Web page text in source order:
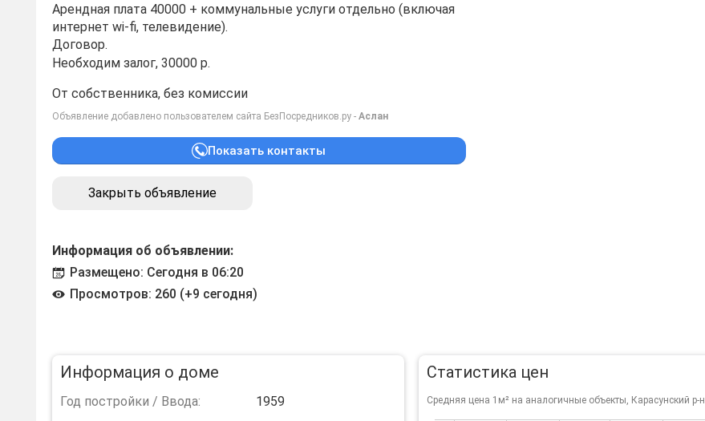
Арендная плата 40000 + коммунальные услуги отдельно (включая
интернет wi-fi, телевидение).
Договор.
Необходим залог, 30000 р.
От собственника, без комиссии
Объявление добавлено пользователем сайта БезПосредников.ру - Аслан
Показать контакты
Закрыть объявление
Информация об объявлении:
Размещено: Сегодня в 06:20
Просмотров: 260 (+9 сегодня)
Информация о доме
Год постройки / Ввода:
1959
Статистика цен
Средняя цена 1м² на аналогичные объекты, Карасунский р-н